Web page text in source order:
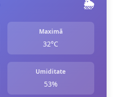
🌦️
Maximă
32°C
Umiditate
53%